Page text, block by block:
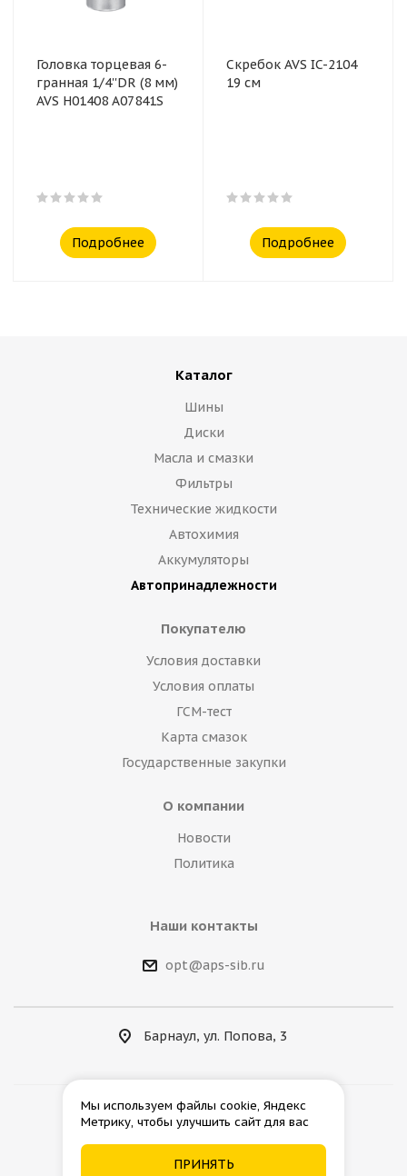
Головка торцевая 6-
гранная 1/4''DR (8 мм)
AVS H01408 A07841S
Подробнее
Скребок AVS IC-2104
19 см
Подробнее
Каталог
Шины
Диски
Масла и смазки
Фильтры
Технические жидкости
Автохимия
Аккумуляторы
Автопринадлежности
Покупателю
Условия доставки
Условия оплаты
ГСМ-тест
Карта смазок
Государственные закупки
О компании
Новости
Политика
Наши контакты
opt@aps-sib.ru
Барнаул, ул. Попова, 3
2026 © АгроПромСнаб
Мы используем файлы cookie, Яндекс
Метрику, чтобы улучшить сайт для вас
ПРИНЯТЬ